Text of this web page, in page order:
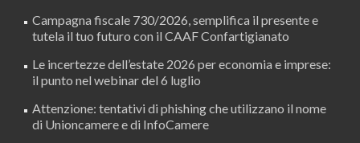
Campagna fiscale 730/2026, semplifica il presente e
tutela il tuo futuro con il CAAF Confartigianato
Le incertezze dell’estate 2026 per economia e imprese:
il punto nel webinar del 6 luglio
Attenzione: tentativi di phishing che utilizzano il nome
di Unioncamere e di InfoCamere